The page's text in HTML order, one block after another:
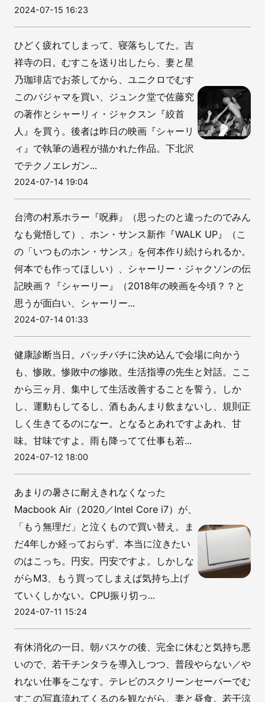
2024-07-15 16:23
ひどく疲れてしまって、寝落ちしてた。吉
祥寺の日。むすこを送り出したら、妻と星
乃珈琲店でお茶してから、ユニクロでむす
このパジャマを買い、ジュンク堂で佐藤究
の著作とシャーリィ・ジャクスン『絞首
人』を買う。後者は昨日の映画『シャーリ
ィ』で執筆の過程が描かれた作品。下北沢
でテクノエレガン...
2024-07-14 19:04
台湾の村系ホラー『呪葬』（思ったのと違ったのでみん
なも覚悟して）、ホン・サンス新作『WALK UP』（こ
の「いつものホン・サンス」を何本作り続けられるか。
何本でも作ってほしい）、シャーリー・ジャクソンの伝
記映画？『シャーリー』（2018年の映画を今頃？？と
思うが面白い、シャーリー...
2024-07-14 01:33
健康診断当日。バッチバチに決め込んで会場に向かう
も、惨敗。惨敗中の惨敗。生活指導の先生と対話。ここ
から三ヶ月、集中して生活改善することを誓う。しか
し、運動もしてるし、酒もあんまり飲まないし、規則正
しく生きてるのになー。となるとあれですよあれ、甘
味。甘味ですよ。雨も降ってて仕事も若...
2024-07-12 18:00
あまりの暑さに耐えきれなくなった
Macbook Air（2020／Intel Core i7）が、
「もう無理だ」と泣くもので買い替え。ま
だ4年しか経っておらず、本当に泣きたい
のはこっち。円安。円安ですよ。しかしな
がらM3、もう買ってしまえば気持ち上げ
ていくしかない。CPU振り切っ...
2024-07-11 15:24
有休消化の一日。朝バスケの後、完全に休むと気持ち悪
いので、若干チンタラを導入しつつ、普段やらない／や
れない仕事をこなす。テレビのスクリーンセーバーでむ
すこの写真流れてくるのを観ながら、妻と昼食。若干涼